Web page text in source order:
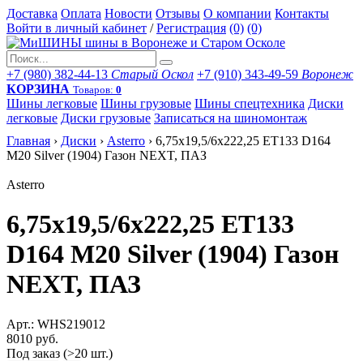
Доставка Оплата Новости Отзывы О компании Контакты
Войти в личный кабинет / Регистрация (0) (0)
+7 (980) 382-44-13 Старый Оскол +7 (910) 343-49-59 Воронеж
КОРЗИНА Товаров: 0
Шины легковые Шины грузовые Шины спецтехника Диски
легковые Диски грузовые Записаться на шиномонтаж
Главная › Диски › Asterro › 6,75x19,5/6x222,25 ET133 D164
M20 Silver (1904) Газон NEXT, ПАЗ
Asterro
6,75x19,5/6x222,25 ET133
D164 M20 Silver (1904) Газон
NEXT, ПАЗ
Арт.: WHS219012
8010 руб.
Под заказ (>20 шт.)